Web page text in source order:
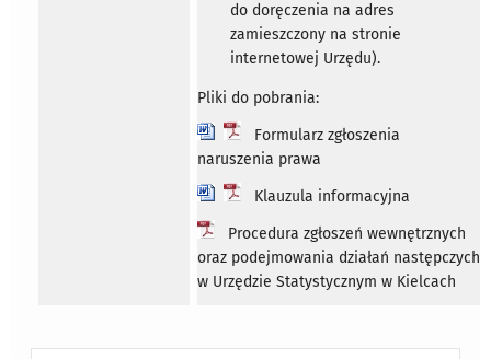
do doręczenia na adres
zamieszczony na stronie
internetowej Urzędu).
Pliki do pobrania:
Formularz zgłoszenia
naruszenia prawa
Klauzula informacyjna
Procedura zgłoszeń wewnętrznych
oraz podejmowania działań następczych
w Urzędzie Statystycznym w Kielcach